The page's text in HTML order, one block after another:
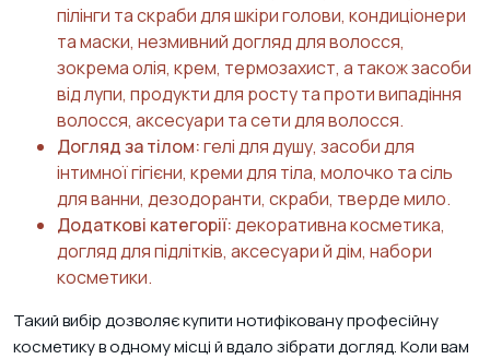
пілінги та скраби для шкіри голови, кондиціонери
та маски, незмивний догляд для волосся,
зокрема олія, крем, термозахист, а також засоби
від лупи, продукти для росту та проти випадіння
волосся, аксесуари та сети для волосся.
Догляд за тілом:гелі для душу, засоби для
інтимної гігієни, креми для тіла, молочко та сіль
для ванни, дезодоранти, скраби, тверде мило.
Додаткові категорії:декоративна косметика,
догляд для підлітків, аксесуари й дім, набори
косметики.
Такий вибір дозволяє купити нотифіковану професійну
косметику в одному місці й вдало зібрати догляд. Коли вам